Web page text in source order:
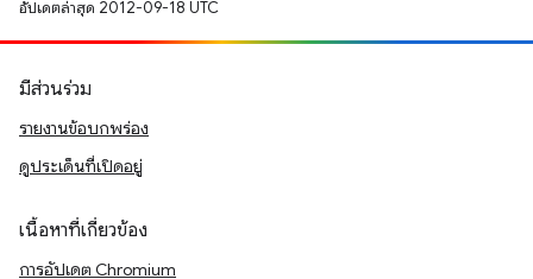
อัปเดตล่าสุด 2012-09-18 UTC
มีส่วนร่วม
รายงานข้อบกพร่อง
ดูประเด็นที่เปิดอยู่
เนื้อหาที่เกี่ยวข้อง
การอัปเดต Chromium